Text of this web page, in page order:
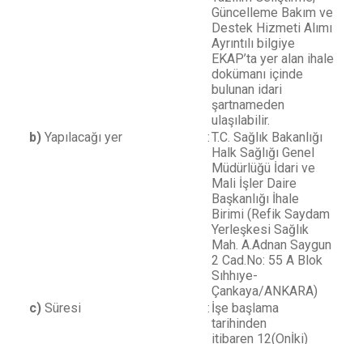
Güncelleme Bakım ve
Destek Hizmeti Alımı
Ayrıntılı bilgiye
EKAP’ta yer alan ihale
dokümanı içinde
bulunan idari
şartnameden
ulaşılabilir.
b) Yapılacağı yer :T.C. Sağlık Bakanlığı
Halk Sağlığı Genel
Müdürlüğü İdari ve
Mali İşler Daire
Başkanlığı İhale
Birimi (Refik Saydam
Yerleşkesi Sağlık
Mah. A.Adnan Saygun
2 Cad.No: 55 A Blok
Sıhhıye-
Çankaya/ANKARA)
c) Süresi : İşe başlama
tarihinden
itibaren 12(Onİki)